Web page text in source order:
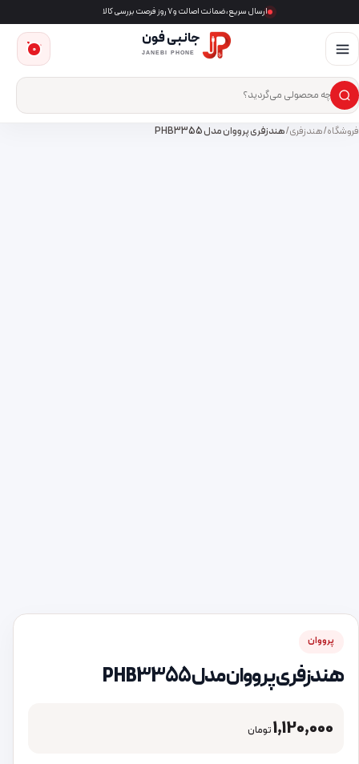
ارسال سریع، ضمانت اصالت و ۷ روز فرصت بررسی کالا
جانبی فون
JANEBI PHONE
جست‌وجوی محصول
×
0
فروشگاه/هندزفری/هندزفری پرووان مدل PHB3355
پرووان
هندزفری پرووان مدل PHB3355
1,120,000تومان